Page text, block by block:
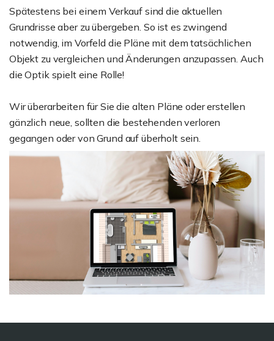
Spätestens bei einem Verkauf sind die aktuellen
Grundrisse aber zu übergeben. So ist es zwingend
notwendig, im Vorfeld die Pläne mit dem tatsächlichen
Objekt zu vergleichen und Änderungen anzupassen. Auch
die Optik spielt eine Rolle!
Wir überarbeiten für Sie die alten Pläne oder erstellen
gänzlich neue, sollten die bestehenden verloren
gegangen oder von Grund auf überholt sein.